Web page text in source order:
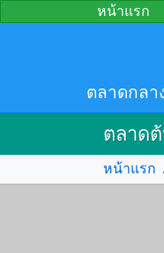
หน้าแรก
ตลาดกลา
ตลาด
หน้าแรก